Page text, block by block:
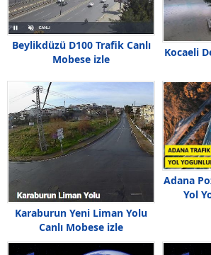
Beylikdüzü D100 Trafik Canlı
Mobese izle
Kocaeli
Karaburun Yeni Liman Yolu
Canlı Mobese izle
Adana
Yol